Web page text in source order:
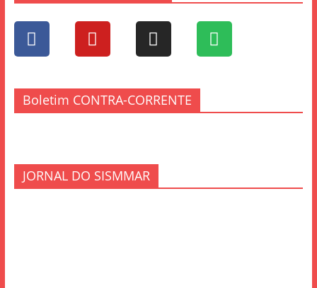
Boletim CONTRA-CORRENTE
JORNAL DO SISMMAR